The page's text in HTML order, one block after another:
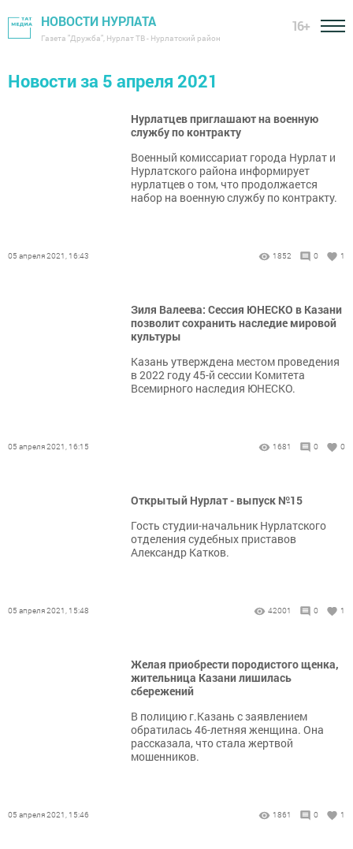
НОВОСТИ НУРЛАТА
Газета "Дружба", Нурлат ТВ - Нурлатский район
16+
Новости за 5 апреля 2021
Нурлатцев приглашают на военную
службу по контракту
​​​​​​​Военный комиссариат города Нурлат и
Нурлатского района информирует
нурлатцев о том, что продолжается
набор на военную службу по контракту.
05 апреля 2021, 16:43 1852 0 1
Зиля Валеева: Сессия ЮНЕСКО в Казани
позволит сохранить наследие мировой
культуры
​​​​​​​Казань утверждена местом проведения
в 2022 году 45-й сессии Комитета
Всемирного наследия ЮНЕСКО.
05 апреля 2021, 16:15 1681 0 0
Открытый Нурлат - выпуск №15
Гость студии-начальник Нурлатского
отделения судебных приставов
Александр Катков.
05 апреля 2021, 15:48 42001 0 1
Желая приобрести породистого щенка,
жительница Казани лишилась
сбережений
В полицию г.Казань с заявлением
обратилась 46-летняя женщина. Она
рассказала, что стала жертвой
мошенников.
05 апреля 2021, 15:46 1861 0 1